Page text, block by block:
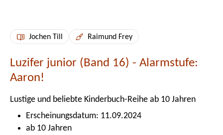
Jochen Till Raimund Frey
Luzifer junior (Band 16) - Alarmstufe:
Aaron!
Lustige und beliebte Kinderbuch-Reihe ab 10 Jahren
Erscheinungsdatum: 11.09.2024
ab 10 Jahren